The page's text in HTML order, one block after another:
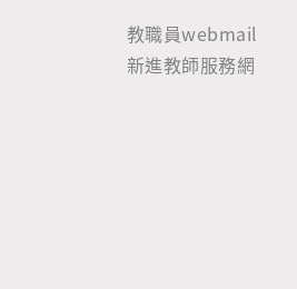
教職員webmail
新進教師服務網